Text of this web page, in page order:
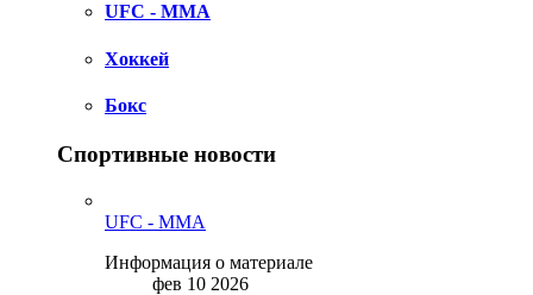
UFC - MMA
Хоккей
Бокс
Спортивные новости
UFC - MMA
Информация о материале
фев 10 2026